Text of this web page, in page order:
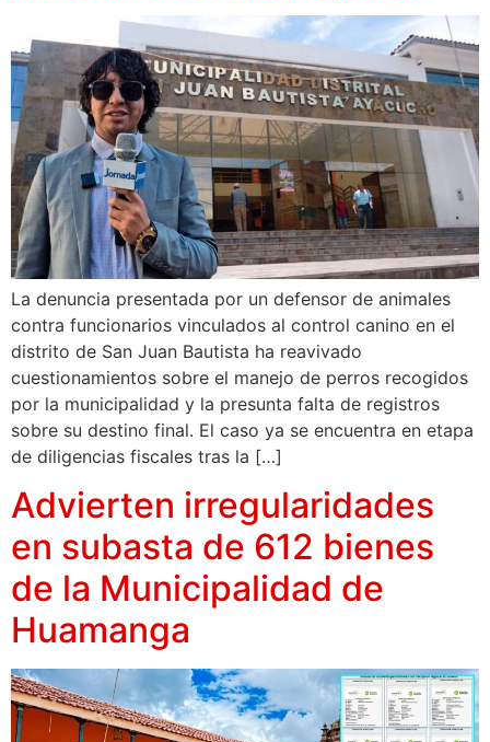
La denuncia presentada por un defensor de animales
contra funcionarios vinculados al control canino en el
distrito de San Juan Bautista ha reavivado
cuestionamientos sobre el manejo de perros recogidos
por la municipalidad y la presunta falta de registros
sobre su destino final. El caso ya se encuentra en etapa
de diligencias fiscales tras la […]
Advierten irregularidades
en subasta de 612 bienes
de la Municipalidad de
Huamanga